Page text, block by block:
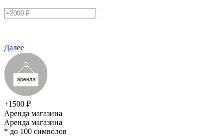
Далее
+1500 ₽
Аренда магазина
Аренда магазина
* до 100 символов